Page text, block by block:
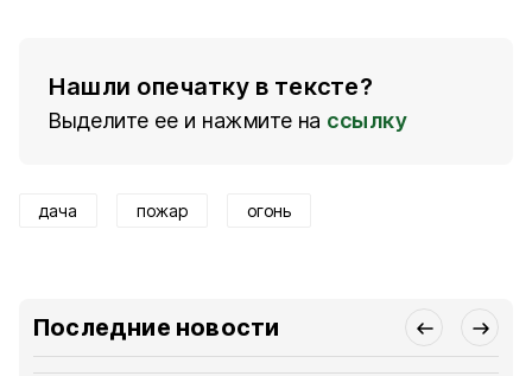
Нашли опечатку в тексте?
Выделите ее и нажмите на ссылку
дача пожар огонь
Последние новости